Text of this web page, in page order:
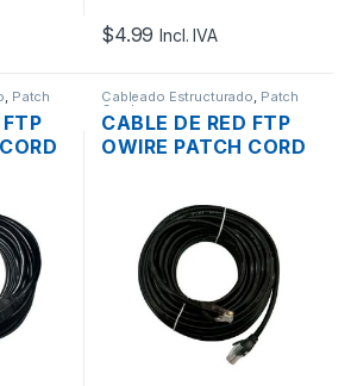
$4.99 Incl. IVA
, Patch Cableado Estructurado, Patch
Cord
CABLE DE RED FTP
OWIRE PATCH CORD
PCNC6AF-15M